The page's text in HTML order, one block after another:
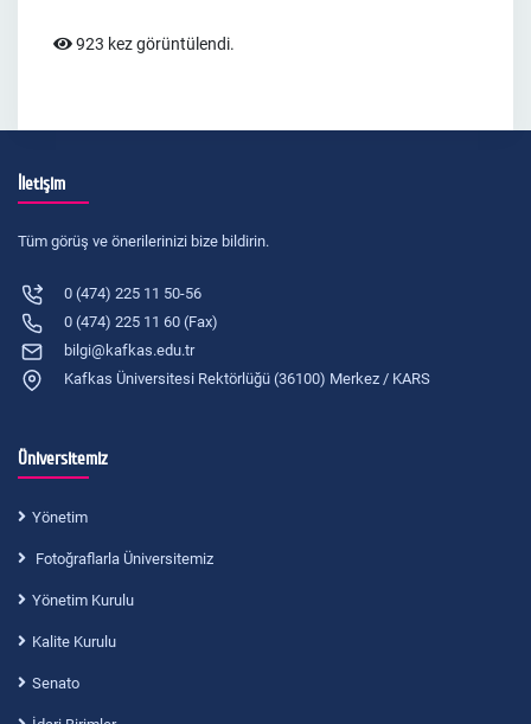
923 kez görüntülendi.
İletişim
Tüm görüş ve önerilerinizi bize bildirin.
0 (474) 225 11 50-56
0 (474) 225 11 60 (Fax)
bilgi@kafkas.edu.tr
Kafkas Üniversitesi Rektörlüğü (36100) Merkez / KARS
Üniversitemiz
Yönetim
Fotoğraflarla Üniversitemiz
Yönetim Kurulu
Kalite Kurulu
Senato